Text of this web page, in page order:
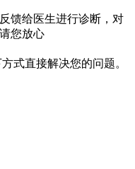
馈给医生进行诊断，对
您放心
式直接解决您的问题。